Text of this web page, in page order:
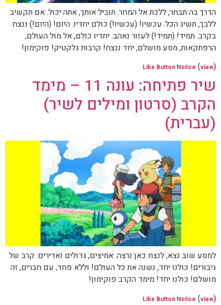
הדרך בה תבחר, ללכת אל המחר. תוביל אותך, אתה יכול. אם תקשיב
ללבך, תשיג הכל. עכשיו! (עכשיו!) כולם יחדיו. היום! (היום!) ננצח
בקרב. תמיד! (תמיד!) לעזור נאהב. יחדיו כולם, אל מול העולם,
הרפתקאות, מסע מושלם, יחד ננצח! קרבות גלקטיק! פוקימון!
Like Button Notice (view)
שיר פתיחה: עונה 11 – מימד
הקרב (סרטון ומילים לשיר)
(עברית)
למסע שוב נצא, לנצח כאן נרצה. אמיצים, גדולים ואדירים. קרב של
גיבורים! כולנו יחד, נשנה את כל העולם! וללא פחד, עם חברים, זה
מושלם! כולנו יחד! מימד הקרב פוקימון!
Like Button Notice (view)